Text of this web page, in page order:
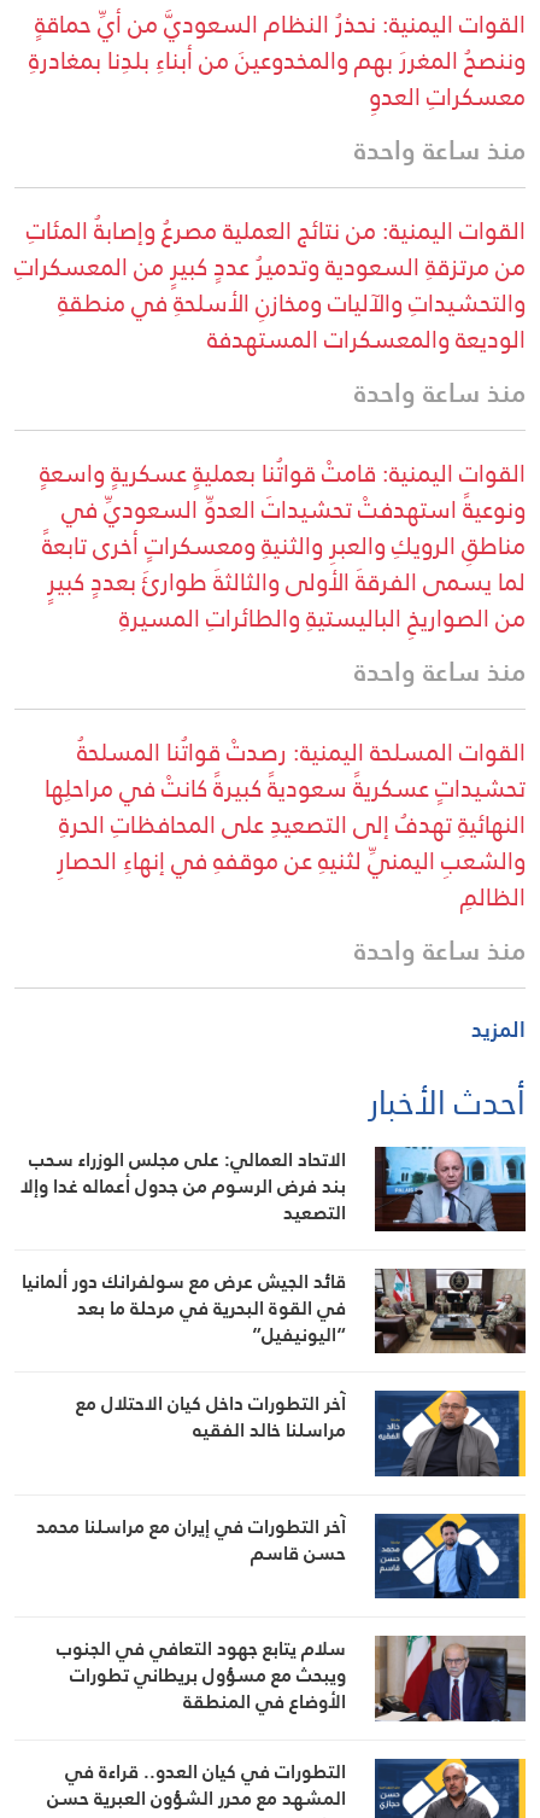
القوات اليمنية: نحذرُ النظام السعوديَّ من أيِّ حماقةٍ
وننصحُ المغررَ بهم والمخدوعينَ من أبناءِ بلدِنا بمغادرةِ
معسكراتِ العدوِ
منذ ساعة واحدة
القوات اليمنية: من نتائج العملية مصرعُ وإصابةُ المئاتِ
من مرتزقةِ السعودية وتدميرُ عددٍ كبيرٍ من المعسكراتِ
والتحشيداتِ والآليات ومخازنِ الأسلحةِ في منطقةِ
الوديعة والمعسكرات المستهدفة
منذ ساعة واحدة
القوات اليمنية: قامتْ قواتُنا بعمليةٍ عسكريةٍ واسعةٍ
ونوعيةً استهدفتْ تحشيداتَ العدوِّ السعوديِّ في
مناطقِ الرويكِ والعبرِ والثنيةِ ومعسكراتٍ أخرى تابعةً
لما يسمى الفرقةَ الأولى والثالثةَ طوارئَ بعددٍ كبيرٍ
من الصواريخِ الباليستيةِ والطائراتِ المسيرةِ
منذ ساعة واحدة
القوات المسلحة اليمنية: رصدتْ قواتُنا المسلحةُ
تحشيداتٍ عسكريةً سعوديةً كبيرةً كانتْ في مراحلِها
النهائيةِ تهدفُ إلى التصعيدِ على المحافظاتِ الحرةِ
والشعبِ اليمنيِّ لثنيهِ عن موقفهِ في إنهاءِ الحصارِ
الظالمِ
منذ ساعة واحدة
المزيد
أحدث الأخبار
الاتحاد العمالي: على مجلس الوزراء سحب
بند فرض الرسوم من جدول أعماله غدا وإلا
التصعيد
قائد الجيش عرض مع سولفرانك دور ألمانيا
في القوة البحرية في مرحلة ما بعد
“اليونيفيل”
آخر التطورات داخل كيان الاحتلال مع
مراسلنا خالد الفقيه
آخر التطورات في إيران مع مراسلنا محمد
حسن قاسم
سلام يتابع جهود التعافي في الجنوب
ويبحث مع مسؤول بريطاني تطورات
الأوضاع في المنطقة
التطورات في كيان العدو.. قراءة في
المشهد مع محرر الشؤون العبرية حسن